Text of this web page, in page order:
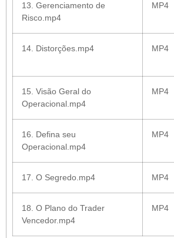
13. Gerenciamento de
Risco.mp4
MP4
14. Distorções.mp4 MP4
15. Visão Geral do
Operacional.mp4
MP4
16. Defina seu
Operacional.mp4
MP4
17. O Segredo.mp4 MP4
18. O Plano do Trader
Vencedor.mp4
MP4